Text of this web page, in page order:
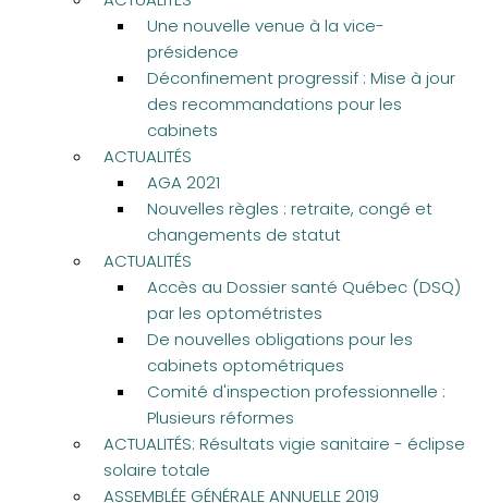
Une nouvelle venue à la vice-
présidence
Déconfinement progressif : Mise à jour
des recommandations pour les
cabinets
ACTUALITÉS
AGA 2021
Nouvelles règles : retraite, congé et
changements de statut
ACTUALITÉS
Accès au Dossier santé Québec (DSQ)
par les optométristes
De nouvelles obligations pour les
cabinets optométriques
Comité d'inspection professionnelle :
Plusieurs réformes
ACTUALITÉS: Résultats vigie sanitaire - éclipse
solaire totale
ASSEMBLÉE GÉNÉRALE ANNUELLE 2019